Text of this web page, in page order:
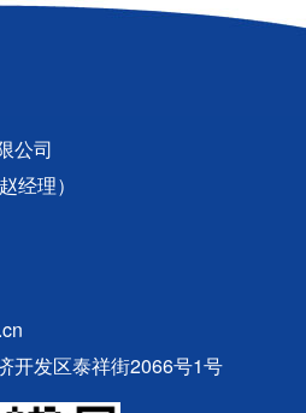
公司
经理）
开发区泰祥街2066号1号